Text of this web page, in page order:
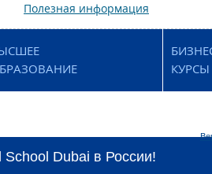
Полезная информация
КУРСЫ
Dubai в России!